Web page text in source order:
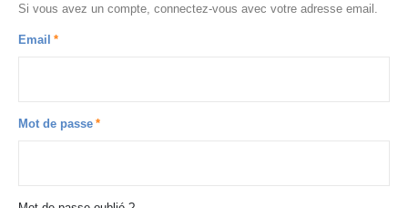
Si vous avez un compte, connectez-vous avec votre adresse email.
Email
Mot de passe